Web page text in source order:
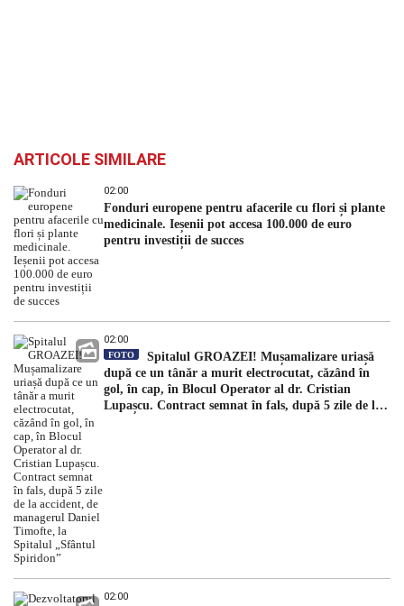
ARTICOLE SIMILARE
02:00
Fonduri europene pentru afacerile cu flori și plante
medicinale. Ieșenii pot accesa 100.000 de euro
pentru investiții de succes
02:00
FOTO
Spitalul GROAZEI! Mușamalizare uriașă
după ce un tânăr a murit electrocutat, căzând în
gol, în cap, în Blocul Operator al dr. Cristian
Lupașcu. Contract semnat în fals, după 5 zile de la
02:00